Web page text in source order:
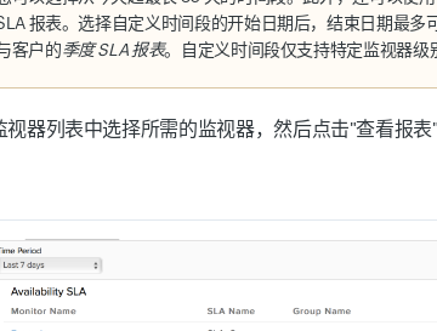
报表。选择自定义时间段的开始日期后，结束日期最
客户的季度 SLA 报表。自定义时间段仅支持特定监视器级
视器列表中选择所需的监视器，然后点击"查看报表